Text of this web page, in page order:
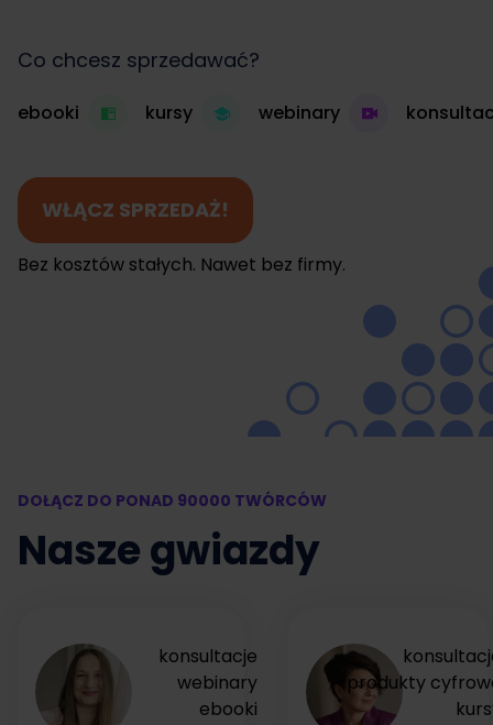
Co chcesz sprzedawać?
ebooki kursy webinary
WŁĄCZ SPRZEDAŻ!
Bez kosztów stałych. Nawet bez firmy.
DOŁĄCZ DO PONAD 90000 TWÓRCÓW
Nasze gwiazdy
konsultacje
webinary
ebooki
produkty